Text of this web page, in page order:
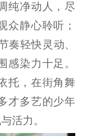
新闻发布
目
文化传承
紫艺舞台
纯净动人，尽
众静心聆听；
奏轻快灵动、
感染力十足。
托，在街角舞
才多艺的少年
活力。